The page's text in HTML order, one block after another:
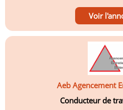
Voir
Aeb Agencement
Conducteur de